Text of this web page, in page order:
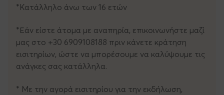
*Κατάλληλο άνω των 16 ετών
*Εάν είστε άτομα με αναπηρία, επικοινωνήστε μαζί
μας στο +30 6909108188 πριν κάνετε κράτηση
εισιτηρίων, ώστε να μπορέσουμε να καλύψουμε τις
ανάγκες σας κατάλληλα.
* Με την αγορά εισιτηρίου για την εκδήλωση,